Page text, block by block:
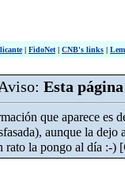
| FidoNet | CNB's links | Lem
Aviso: Esta
que aparece es
aunque la
rato la pongo al día :-) [